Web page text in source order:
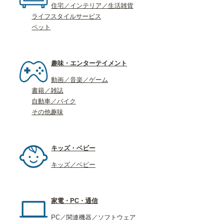
住宅／インテリア／生活雑貨
ライフスタイルサービス
ペット
趣味・エンターテイメント
動画／音楽／ゲーム
書籍／雑誌
自動車／バイク
その他趣味
キッズ・ベビー
キッズ／ベビー
家電・PC・通信
PC／関連機器／ソフトウェア